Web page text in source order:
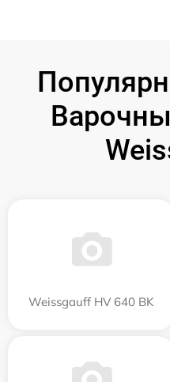
Weissgauff HV 640 BK